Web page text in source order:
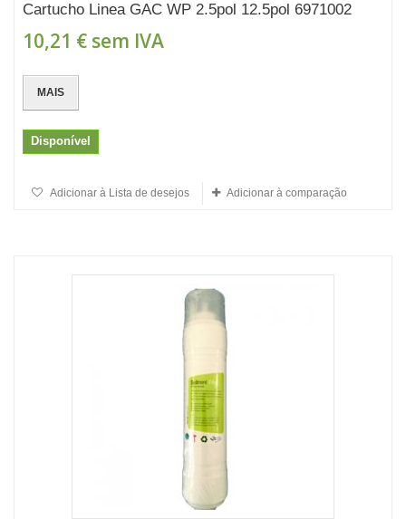
Cartucho Linea GAC WP 2.5pol 12.5pol 6971002
10,21 € sem IVA
MAIS
Disponível
Adicionar à Lista de desejos Adicionar à comparação